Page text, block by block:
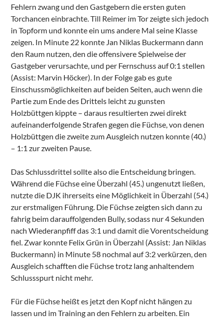
Fehlern zwang und den Gastgebern die ersten guten
Torchancen einbrachte. Till Reimer im Tor zeigte sich jedoch
in Topform und konnte ein ums andere Mal seine Klasse
zeigen. In Minute 22 konnte Jan Niklas Buckermann dann
den Raum nutzen, den die offensivere Spielweise der
Gastgeber verursachte, und per Fernschuss auf 0:1 stellen
(Assist: Marvin Höcker). In der Folge gab es gute
Einschussmöglichkeiten auf beiden Seiten, auch wenn die
Partie zum Ende des Drittels leicht zu gunsten
Holzbüttgen kippte – daraus resultierten zwei direkt
aufeinanderfolgende Strafen gegen die Füchse, von denen
Holzbüttgen die zweite zum Ausgleich nutzen konnte (40.)
– 1:1 zur zweiten Pause.
Das Schlussdrittel sollte also die Entscheidung bringen.
Während die Füchse eine Überzahl (45.) ungenutzt ließen,
nutzte die DJK ihrerseits eine Möglichkeit in Überzahl (54.)
zur erstmaligen Führung. Die Füchse zeigten sich dann zu
fahrig beim darauffolgenden Bully, sodass nur 4 Sekunden
nach Wiederanpfiff das 3:1 und damit die Vorentscheidung
fiel. Zwar konnte Felix Grün in Überzahl (Assist: Jan Niklas
Buckermann) in Minute 58 nochmal auf 3:2 verkürzen, den
Ausgleich schafften die Füchse trotz lang anhaltendem
Schlussspurt nicht mehr.
Für die Füchse heißt es jetzt den Kopf nicht hängen zu
lassen und im Training an den Fehlern zu arbeiten. Ein